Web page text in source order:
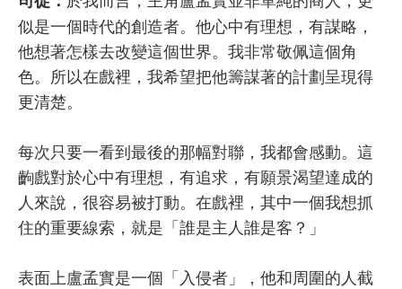
似是一個時代的創造者。他心中有理想，有謀略，
他想著怎樣去改變這個世界。我非常敬佩這個角
色。所以在戲裡，我希望把他籌謀著的計劃呈現得
更清楚。
每次只要一看到最後的那幅對聯，我都會感動。這
齣戲對於心中有理想，有追求，有願景渴望達成的
人來說，很容易被打動。在戲裡，其中一個我想抓
住的重要線索，就是「誰是主人誰是客？」
表面上盧孟實是一個「入侵者」，他和周圍的人截